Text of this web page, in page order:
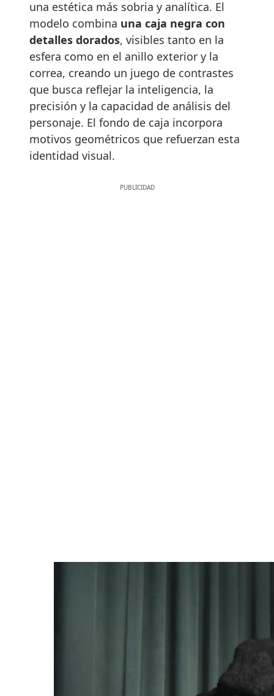
una estética más sobria y analítica. El
modelo combina una caja negra con
detalles dorados, visibles tanto en la
esfera como en el anillo exterior y la
correa, creando un juego de contrastes
que busca reflejar la inteligencia, la
precisión y la capacidad de análisis del
personaje. El fondo de caja incorpora
motivos geométricos que refuerzan esta
identidad visual.